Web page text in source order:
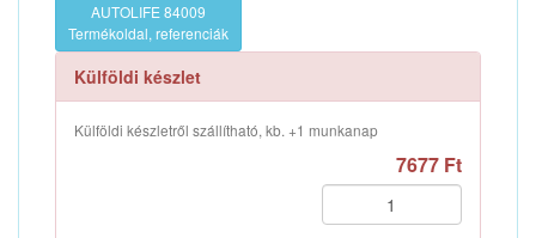
AUTOLIFE 84009
Termékoldal, referenciák
Külföldi készlet
Külföldi készletről szállítható, kb. +1 munkanap
7677 Ft